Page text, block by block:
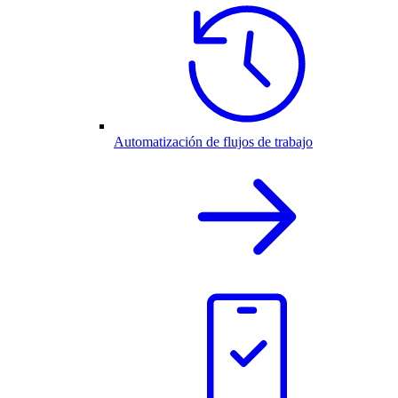
Automatización de flujos de trabajo